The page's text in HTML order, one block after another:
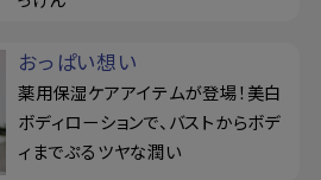
おっぱい想い
薬用保湿ケアアイテムが登場！美白
ボディローションで、バストからボデ
ィまでぷるツヤな潤い